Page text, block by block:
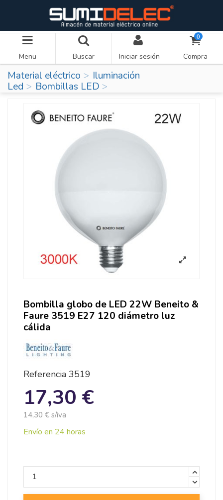
Menu Buscar Iniciar sesión
0
Compra
Material eléctrico
Iluminación
Led
Bombillas LED
Bombilla globo de LED 22W Beneito &
Faure 3519 E27 120 diámetro luz
cálida
Referencia 3519
17,30 €
14,30 € s/iva
Envío en 24 horas